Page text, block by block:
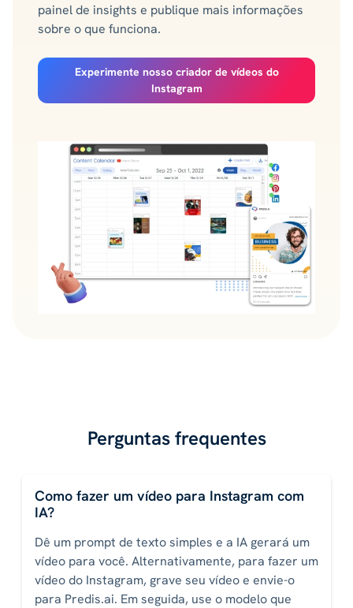
painel de insights e publique mais informações
sobre o que funciona.
Experimente nosso criador de vídeos do
Instagram
Perguntas frequentes
Como fazer um vídeo para Instagram com
IA?
Dê um prompt de texto simples e a IA gerará um
vídeo para você. Alternativamente, para fazer um
vídeo do Instagram, grave seu vídeo e envie-o
para Predis.ai. Em seguida, use o modelo que